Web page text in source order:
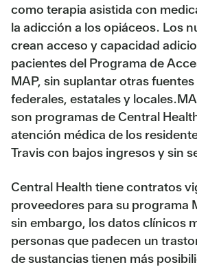
como terapia asistida con
la adicción a los opiáceos. Los
crean acceso y capacidad
pacientes del Programa de
MAP, sin suplantar otras
federales, estatales y
son programas de Central
atención médica de los
Travis con bajos ingresos y sin
Central Health tiene contratos
proveedores para su programa
sin embargo, los datos clínicos
personas que padecen un
de sustancias tienen más